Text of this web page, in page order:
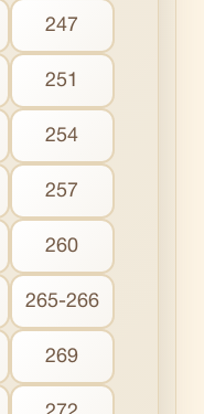
247
251
254
257
260
265-266
269